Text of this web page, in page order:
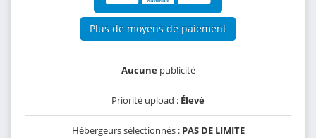
Plus de moyens de paiement
Aucunepublicité
Priorité upload : Élevé
Hébergeurs sélectionnés : PAS DE LIMITE